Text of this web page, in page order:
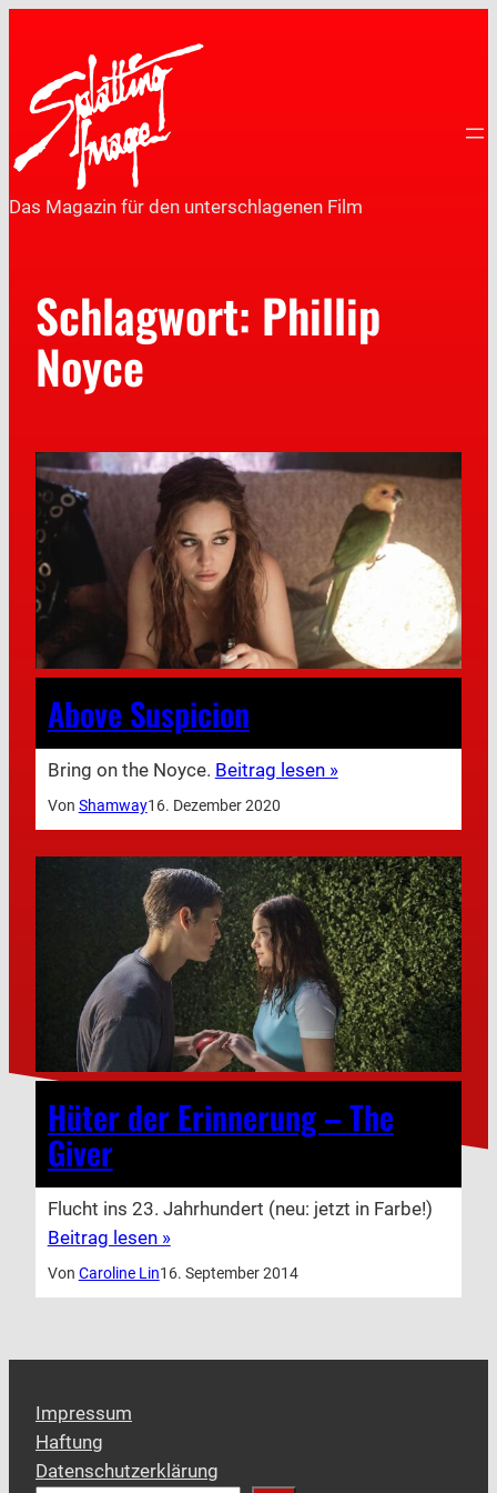
Das Magazin für den unterschlagenen Film
Schlagwort: Phillip
Noyce
Above Suspicion
Bring on the Noyce. Beitrag lesen »
Von Shamway16. Dezember 2020
Hüter der Erinnerung – The
Giver
Flucht ins 23. Jahrhundert (neu: jetzt in Farbe!)
Beitrag lesen »
Von Caroline Lin16. September 2014
Impressum
Haftung
Datenschutzerklärung